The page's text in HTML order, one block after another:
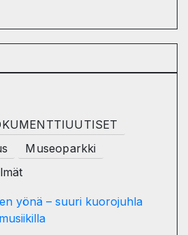
Museoparkki
yönä – suuri kuorojuhla